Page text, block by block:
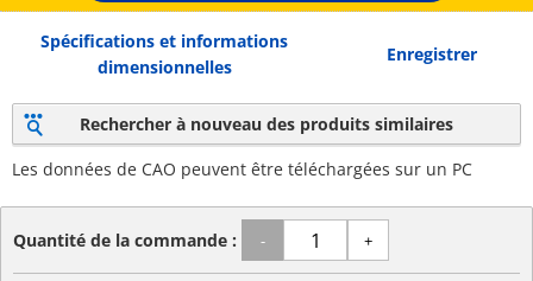
Spécifications et informations
dimensionnelles
Enregistrer
Rechercher à nouveau des produits similaires
Les données de CAO peuvent être téléchargées sur un PC
Quantité de la commande : - +